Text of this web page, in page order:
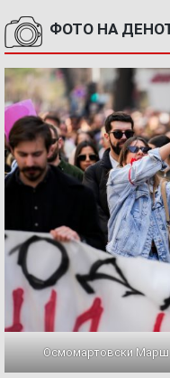
ФОТО НА
Осмомартовски Марш